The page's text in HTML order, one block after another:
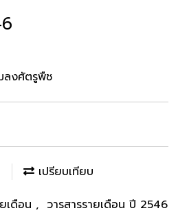
ลงศัตรูพืช
เปรียบเทียบ
เดือน , วารสารรายเดือน ปี 2546